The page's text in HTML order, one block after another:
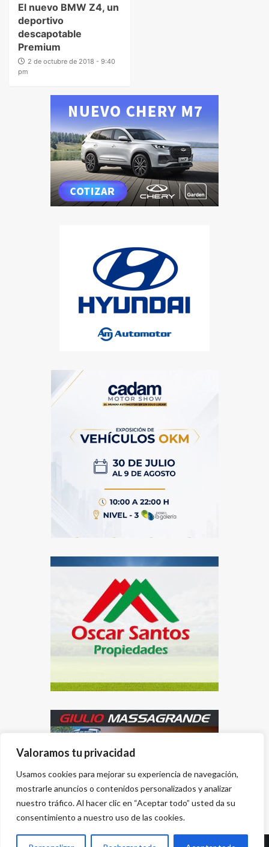
Valoramos tu privacidad
Usamos cookies para mejorar su experiencia de navegación,
mostrarle anuncios o contenidos personalizados y analizar
nuestro tráfico. Al hacer clic en “Aceptar todo” usted da su
consentimiento a nuestro uso de las cookies.
El nuevo BMW Z4, un
deportivo
descapotable
Premium
2 de octubre de 2018 - 9:40
pm